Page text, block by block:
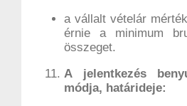
a vállalt vételár
érnie a minimum
összeget.
A jelentkezés
módja, határideje: